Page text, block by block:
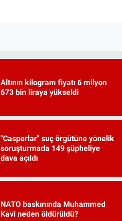
Altının kilogram fiyatı 6 milyon
673 bin liraya yükseldi
"Casperlar" suç örgütüne yönelik
soruşturmada 149 şüpheliye
dava açıldı
NATO baskınında Muhammed
Kavi neden öldürüldü?